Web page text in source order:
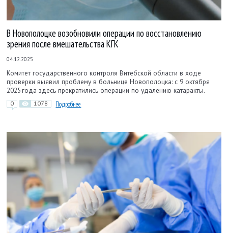
В Новополоцке возобновили операции по восстановлению
зрения после вмешательства КГК
04.12.2025
Комитет государственного контроля Витебской области в ходе
проверки выявил проблему в больнице Новополоцка: с 9 октября
2025 года здесь прекратились операции по удалению катаракты.
0 1078 Подробнее